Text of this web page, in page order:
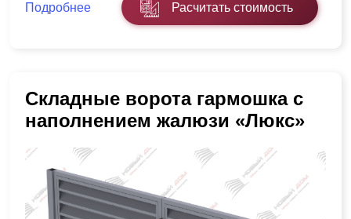
Подробнее Расчитать стоимость
Складные ворота гармошка с
наполнением жалюзи «Люкс»